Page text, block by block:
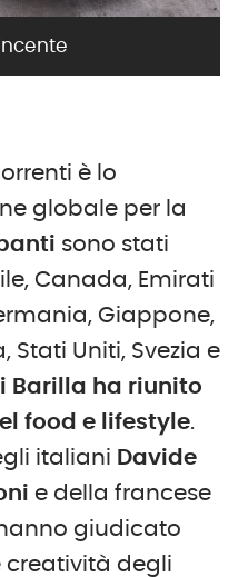
è lo
globale per la
sono stati
Canada, Emirati
Giappone,
Stati Uniti, Svezia e
Barilla ha riunito
food e lifestyle.
italiani Davide
e della francese
giudicato
creatività degli